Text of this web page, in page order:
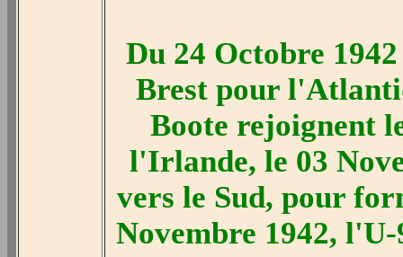
Du 24 Octobre
Brest pour
Boote rejoignent
l'Irlande, le 03
vers le Sud, pour
Novembre 1942,